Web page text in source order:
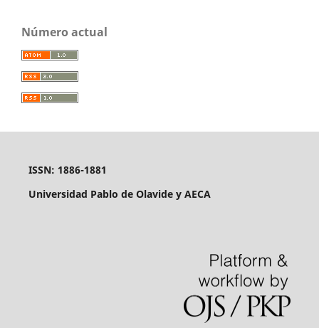
Número actual
ISSN: 1886-1881
Universidad Pablo de Olavide y AECA